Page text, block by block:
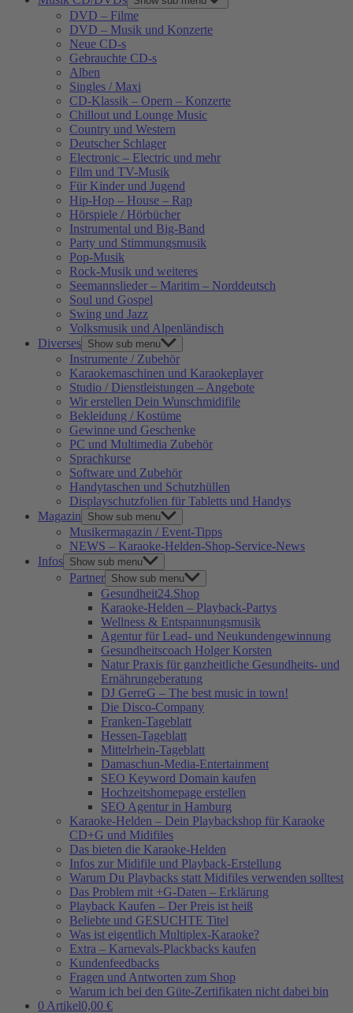
DVD – Filme
DVD – Musik und Konzerte
Neue CD-s
Gebrauchte CD-s
Alben
Singles / Maxi
CD-Klassik – Opern – Konzerte
Chillout und Lounge Music
Country und Western
Deutscher Schlager
Electronic – Electric und mehr
Film und TV-Musik
Für Kinder und Jugend
Hip-Hop – House – Rap
Hörspiele / Hörbücher
Instrumental und Big-Band
Party und Stimmungsmusik
Pop-Musik
Rock-Musik und weiteres
Seemannslieder – Maritim – Norddeutsch
Soul und Gospel
Swing und Jazz
Volksmusik und Alpenländisch
Diverses Show sub menu
Instrumente / Zubehör
Karaokemaschinen und Karaokeplayer
Studio / Dienstleistungen – Angebote
Wir erstellen Dein Wunschmidifile
Bekleidung / Kostüme
Gewinne und Geschenke
PC und Multimedia Zubehör
Sprachkurse
Software und Zubehör
Handytaschen und Schutzhüllen
Displayschutzfolien für Tabletts und Handys
Magazin
Show sub menu
Musikermagazin / Event-Tipps
NEWS – Karaoke-Helden-Shop-Service-News
Infos Show sub menu
Partner Show sub menu
Gesundheit24.Shop
Karaoke-Helden – Playback-Partys
Wellness & Entspannungsmusik
Agentur für Lead- und Neukundengewinnung
Gesundheitscoach Holger Korsten
Natur Praxis für ganzheitliche Gesundheits- und
Ernährungeberatung
DJ GerreG – The best music in town!
Die Disco-Company
Franken-Tageblatt
Hessen-Tageblatt
Mittelrhein-Tageblatt
Damaschun-Media-Entertainment
SEO Keyword Domain kaufen
Hochzeitshomepage erstellen
SEO Agentur in Hamburg
Karaoke-Helden – Dein Playbackshop für Karaoke
CD+G und Midifiles
Das bieten die Karaoke-Helden
Infos zur Midifile und Playback-Erstellung
Warum Du Playbacks statt Midifiles verwenden solltest
Das Problem mit +G-Daten – Erklärung
Playback Kaufen – Der Preis ist heiß
Beliebte und GESUCHTE Titel
Was ist eigentlich Multiplex-Karaoke?
Extra – Karnevals-Plackbacks kaufen
Kundenfeedbacks
Fragen und Antworten zum Shop
Warum ich bei den Güte-Zertifikaten nicht dabei bin
0 Artikel0,00 €